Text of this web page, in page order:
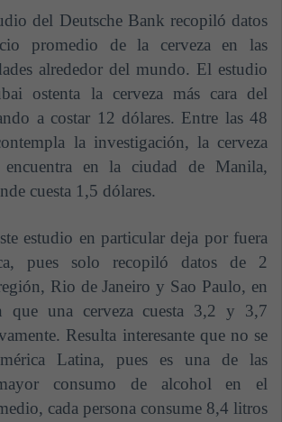
del Deutsche Bank recopiló datos
promedio de la cerveza en las
alrededor del mundo. El estudio
ostenta la cerveza más cara del
a costar 12 dólares. Entre las 48
la investigación, la cerveza
encuentra en la ciudad de Manila,
cuesta 1,5 dólares.
estudio en particular deja por fuera
pues solo recopiló datos de 2
Rio de Janeiro y Sao Paulo, en
que una cerveza cuesta 3,2 y 3,7
Resulta interesante que no se
Latina, pues es una de las
consumo de alcohol en el
cada persona consume 8,4 litros